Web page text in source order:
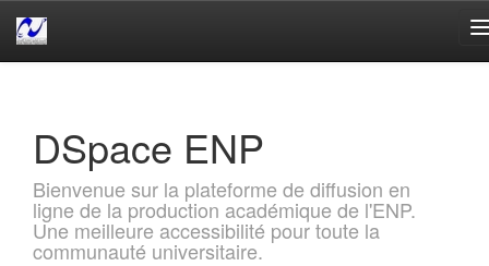
DSpace ENP
Bienvenue sur la plateforme de diffusion en
ligne de la production académique de l'ENP.
Une meilleure accessibilité pour toute la
communauté universitaire.